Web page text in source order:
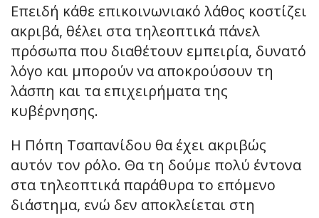
Επειδή κάθε επικοινωνιακό λάθος κοστίζει
ακριβά, θέλει στα τηλεοπτικά πάνελ
πρόσωπα που διαθέτουν εμπειρία, δυνατό
λόγο και μπορούν να αποκρούσουν τη
λάσπη και τα επιχειρήματα της
κυβέρνησης.
Η Πόπη Τσαπανίδου θα έχει ακριβώς
αυτόν τον ρόλο. Θα τη δούμε πολύ έντονα
στα τηλεοπτικά παράθυρα το επόμενο
διάστημα, ενώ δεν αποκλείεται στη